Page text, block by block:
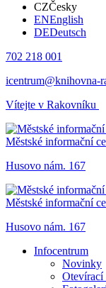
CZČesky
ENEnglish
DEDeutsch
702 218 001
icentrum@knihovna-
Vítejte v Rakovníku
Městské informační
Husovo nám. 167
Městské informační
Husovo nám. 167
Infocentrum
Novinky
Otevírací